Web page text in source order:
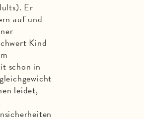
Er
auf und
Kind
schon in
leidet,